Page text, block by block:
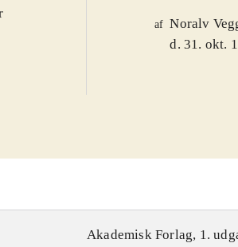
af Noralv
d. 31. okt.
Akademisk Forlag, 1.